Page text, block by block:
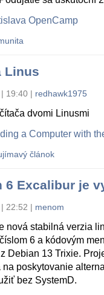
OpenCamp
Linus
19:40 | redhawk1975
dvomi Linusmi
a Computer with
článok
6 Excalibur je
22:52 | menom
nová stabilná verzia
6 a kódovým
Debian 13 Trixie.
na poskytovanie
bez SystemD.